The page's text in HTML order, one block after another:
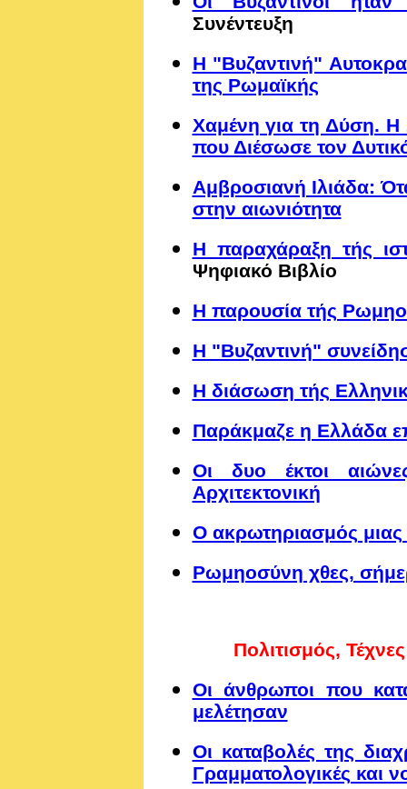
Συνέντευξη
Η "Βυζαντινή"
της Ρωμαϊκής
Χαμένη για τη Δύση. Η
που Διέσωσε τον
Αμβροσιανή Ιλιάδα:
στην αιωνιότητα
Η παραχάραξη τής
Ψηφιακό Βιβλίο
Η παρουσία τής
Η "Βυζαντινή"
Η διάσωση τής
Παράκμαζε η Ελλάδα
Οι δυο έκτοι
Αρχιτεκτονική
Ο ακρωτηριασμός μιας
Ρωμηοσύνη χθες,
Πολιτισμός,
Οι άνθρωποι που
μελέτησαν
Οι καταβολές της
Γραμματολογικές και